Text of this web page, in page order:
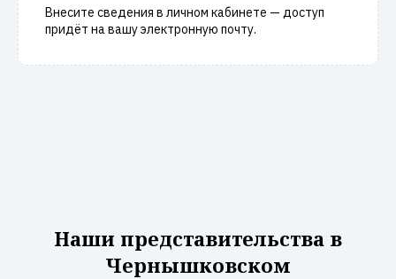
Внесите сведения в личном кабинете — доступ
придёт на вашу электронную почту.
Наши представительства в
Чернышковском